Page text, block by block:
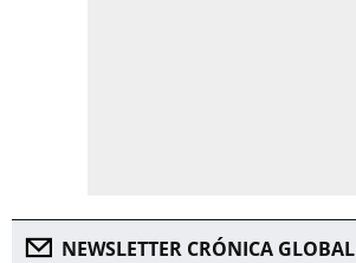
NEWSLETTER CRÓNICA GLOBAL